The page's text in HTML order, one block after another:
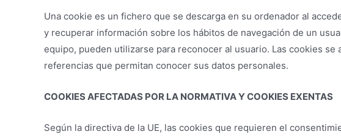
Una cookie es un fichero que se descarga en su ordenador al
y recuperar información sobre los hábitos de navegación de un
equipo, pueden utilizarse para reconocer al usuario. Las cookies
referencias que permitan conocer sus datos personales.
COOKIES AFECTADAS POR LA NORMATIVA Y COOKIES EXENTAS
Según la directiva de la UE, las cookies que requieren el